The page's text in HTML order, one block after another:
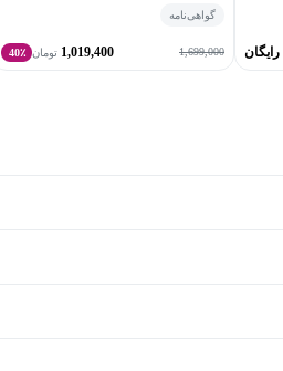
خواهند شد. تمایز دیگر این دوره آن
و گرامر است. در برخی موارد از
رایگان
گواهی‌نامه
1,699,000
1,019,400 تومان 40٪